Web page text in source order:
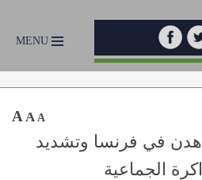
MENU
A A A
في فرنسا وتشديد
الجماعية